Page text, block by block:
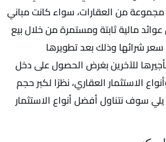
من العقارات، سواء كانت مباني
مالية ثابتة ومستمرة من خلال بيع
شرائها وذلك بعد تطويرها
للآخرين بغرض الحصول على دخل
الاستثمار العقاري، نظرًا لكبر حجم
سوف نتناول أفضل أنواع الاستثمار